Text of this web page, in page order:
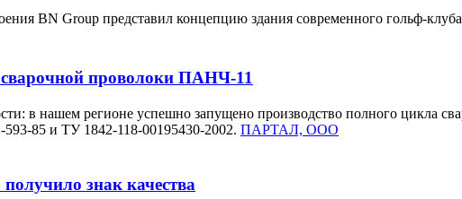
BN Group представил концепцию здания современного гольф-
проволоки ПАНЧ-11
в нашем регионе успешно запущено производство полного цикла
85 и ТУ 1842-118-00195430-2002. ПАРТАЛ, ООО
знак качества